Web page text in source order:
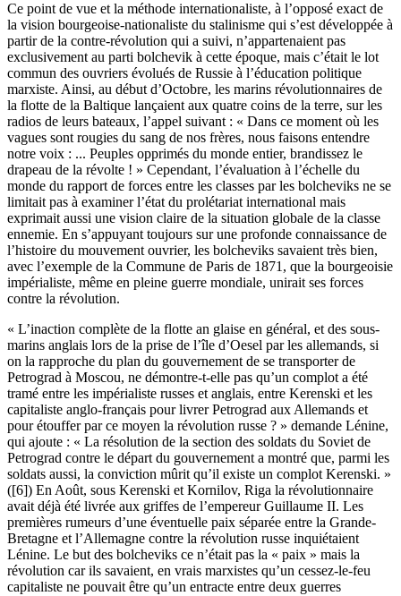
Ce point de vue et la méthode internationaliste, à l’opposé exact de
la vision bourgeoise-nationaliste du stalinisme qui s’est développée à
partir de la contre-révolution qui a suivi, n’appartenaient pas
exclusivement au parti bolchevik à cette époque, mais c’était le lot
commun des ouvriers évolués de Russie à l’éducation politique
marxiste. Ainsi, au début d’Octobre, les marins révolutionnaires de
la flotte de la Baltique lançaient aux quatre coins de la terre, sur les
radios de leurs bateaux, l’appel suivant : « Dans ce moment où les
vagues sont rougies du sang de nos frères, nous faisons entendre
notre voix : ... Peuples opprimés du monde entier, brandissez le
drapeau de la révolte ! » Cependant, l’évaluation à l’échelle du
monde du rapport de forces entre les classes par les bolcheviks ne se
limitait pas à examiner l’état du prolétariat international mais
exprimait aussi une vision claire de la situation globale de la classe
ennemie. En s’appuyant toujours sur une profonde connaissance de
l’histoire du mouvement ouvrier, les bolcheviks savaient très bien,
avec l’exemple de la Commune de Paris de 1871, que la bourgeoisie
impérialiste, même en pleine guerre mondiale, unirait ses forces
contre la révolution.
« L’inaction complète de la flotte an glaise en général, et des sous-
marins anglais lors de la prise de l’île d’Oesel par les allemands, si
on la rapproche du plan du gouvernement de se transporter de
Petrograd à Moscou, ne démontre-t-elle pas qu’un complot a été
tramé entre les impérialiste russes et anglais, entre Kerenski et les
capitaliste anglo-français pour livrer Petrograd aux Allemands et
pour étouffer par ce moyen la révolution russe ? » demande Lénine,
qui ajoute : « La résolution de la section des soldats du Soviet de
Petrograd contre le départ du gouvernement a montré que, parmi les
soldats aussi, la conviction mûrit qu’il existe un complot Kerenski. »
([6]) En Août, sous Kerenski et Kornilov, Riga la révolutionnaire
avait déjà été livrée aux griffes de l’empereur Guillaume II. Les
premières rumeurs d’une éventuelle paix séparée entre la Grande-
Bretagne et l’Allemagne contre la révolution russe inquiétaient
Lénine. Le but des bolcheviks ce n’était pas la « paix » mais la
révolution car ils savaient, en vrais marxistes qu’un cessez-le-feu
capitaliste ne pouvait être qu’un entracte entre deux guerres